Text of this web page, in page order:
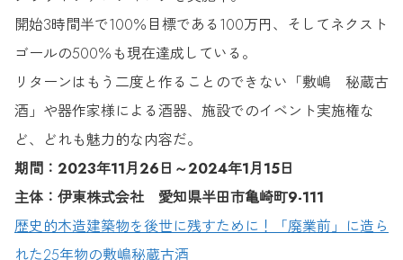
開始3時間半で100％目標である100万円、そしてネクスト
ゴールの500％も現在達成している。
リターンはもう二度と作ることのできない「敷嶋 秘蔵古
酒」や器作家様による酒器、施設でのイベント実施権な
ど、どれも魅力的な内容だ。
期間：2023年11月26日～2024年1月15日
主体：伊東株式会社 愛知県半田市亀崎町9-111
歴史的木造建築物を後世に残すために！「廃業前」に造ら
れた25年物の敷嶋秘蔵古酒